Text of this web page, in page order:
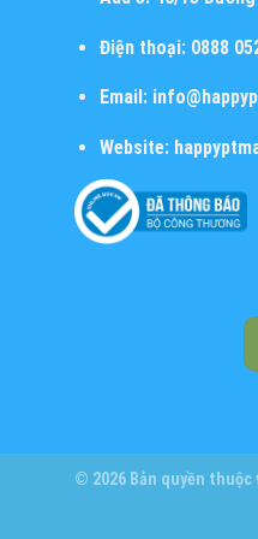
Điện thoại:0888
Email:
Website:
© 2026 Bản quyền thuộc